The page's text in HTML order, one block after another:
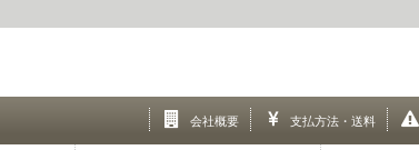
会社概要 支払方法・送料